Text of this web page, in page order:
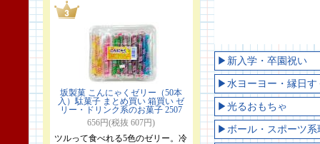
坂製菓 こんにゃくゼリー（50本
入）駄菓子 まとめ買い 箱買い ゼ
リー・ドリンク系のお菓子 2507
656円(税抜 607円)
ツルって食べれる5色のゼリー。冷
▶新入学・卒園祝い
▶水ヨーヨー・縁日す
▶光るおもちゃ
▶ボール・スポーツ系